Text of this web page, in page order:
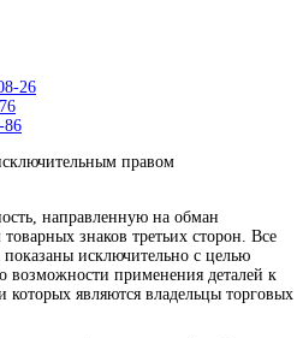
26
86
правом
направленную на обман
знаков третьих сторон. Все
исключительно с целью
возможности применения деталей к
являются владельцы торговых